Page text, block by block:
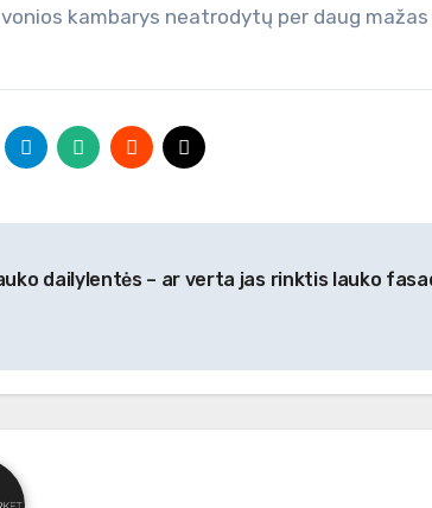
kambarys neatrodytų per daug mažas
dailylentės – ar verta jas rinktis lauko